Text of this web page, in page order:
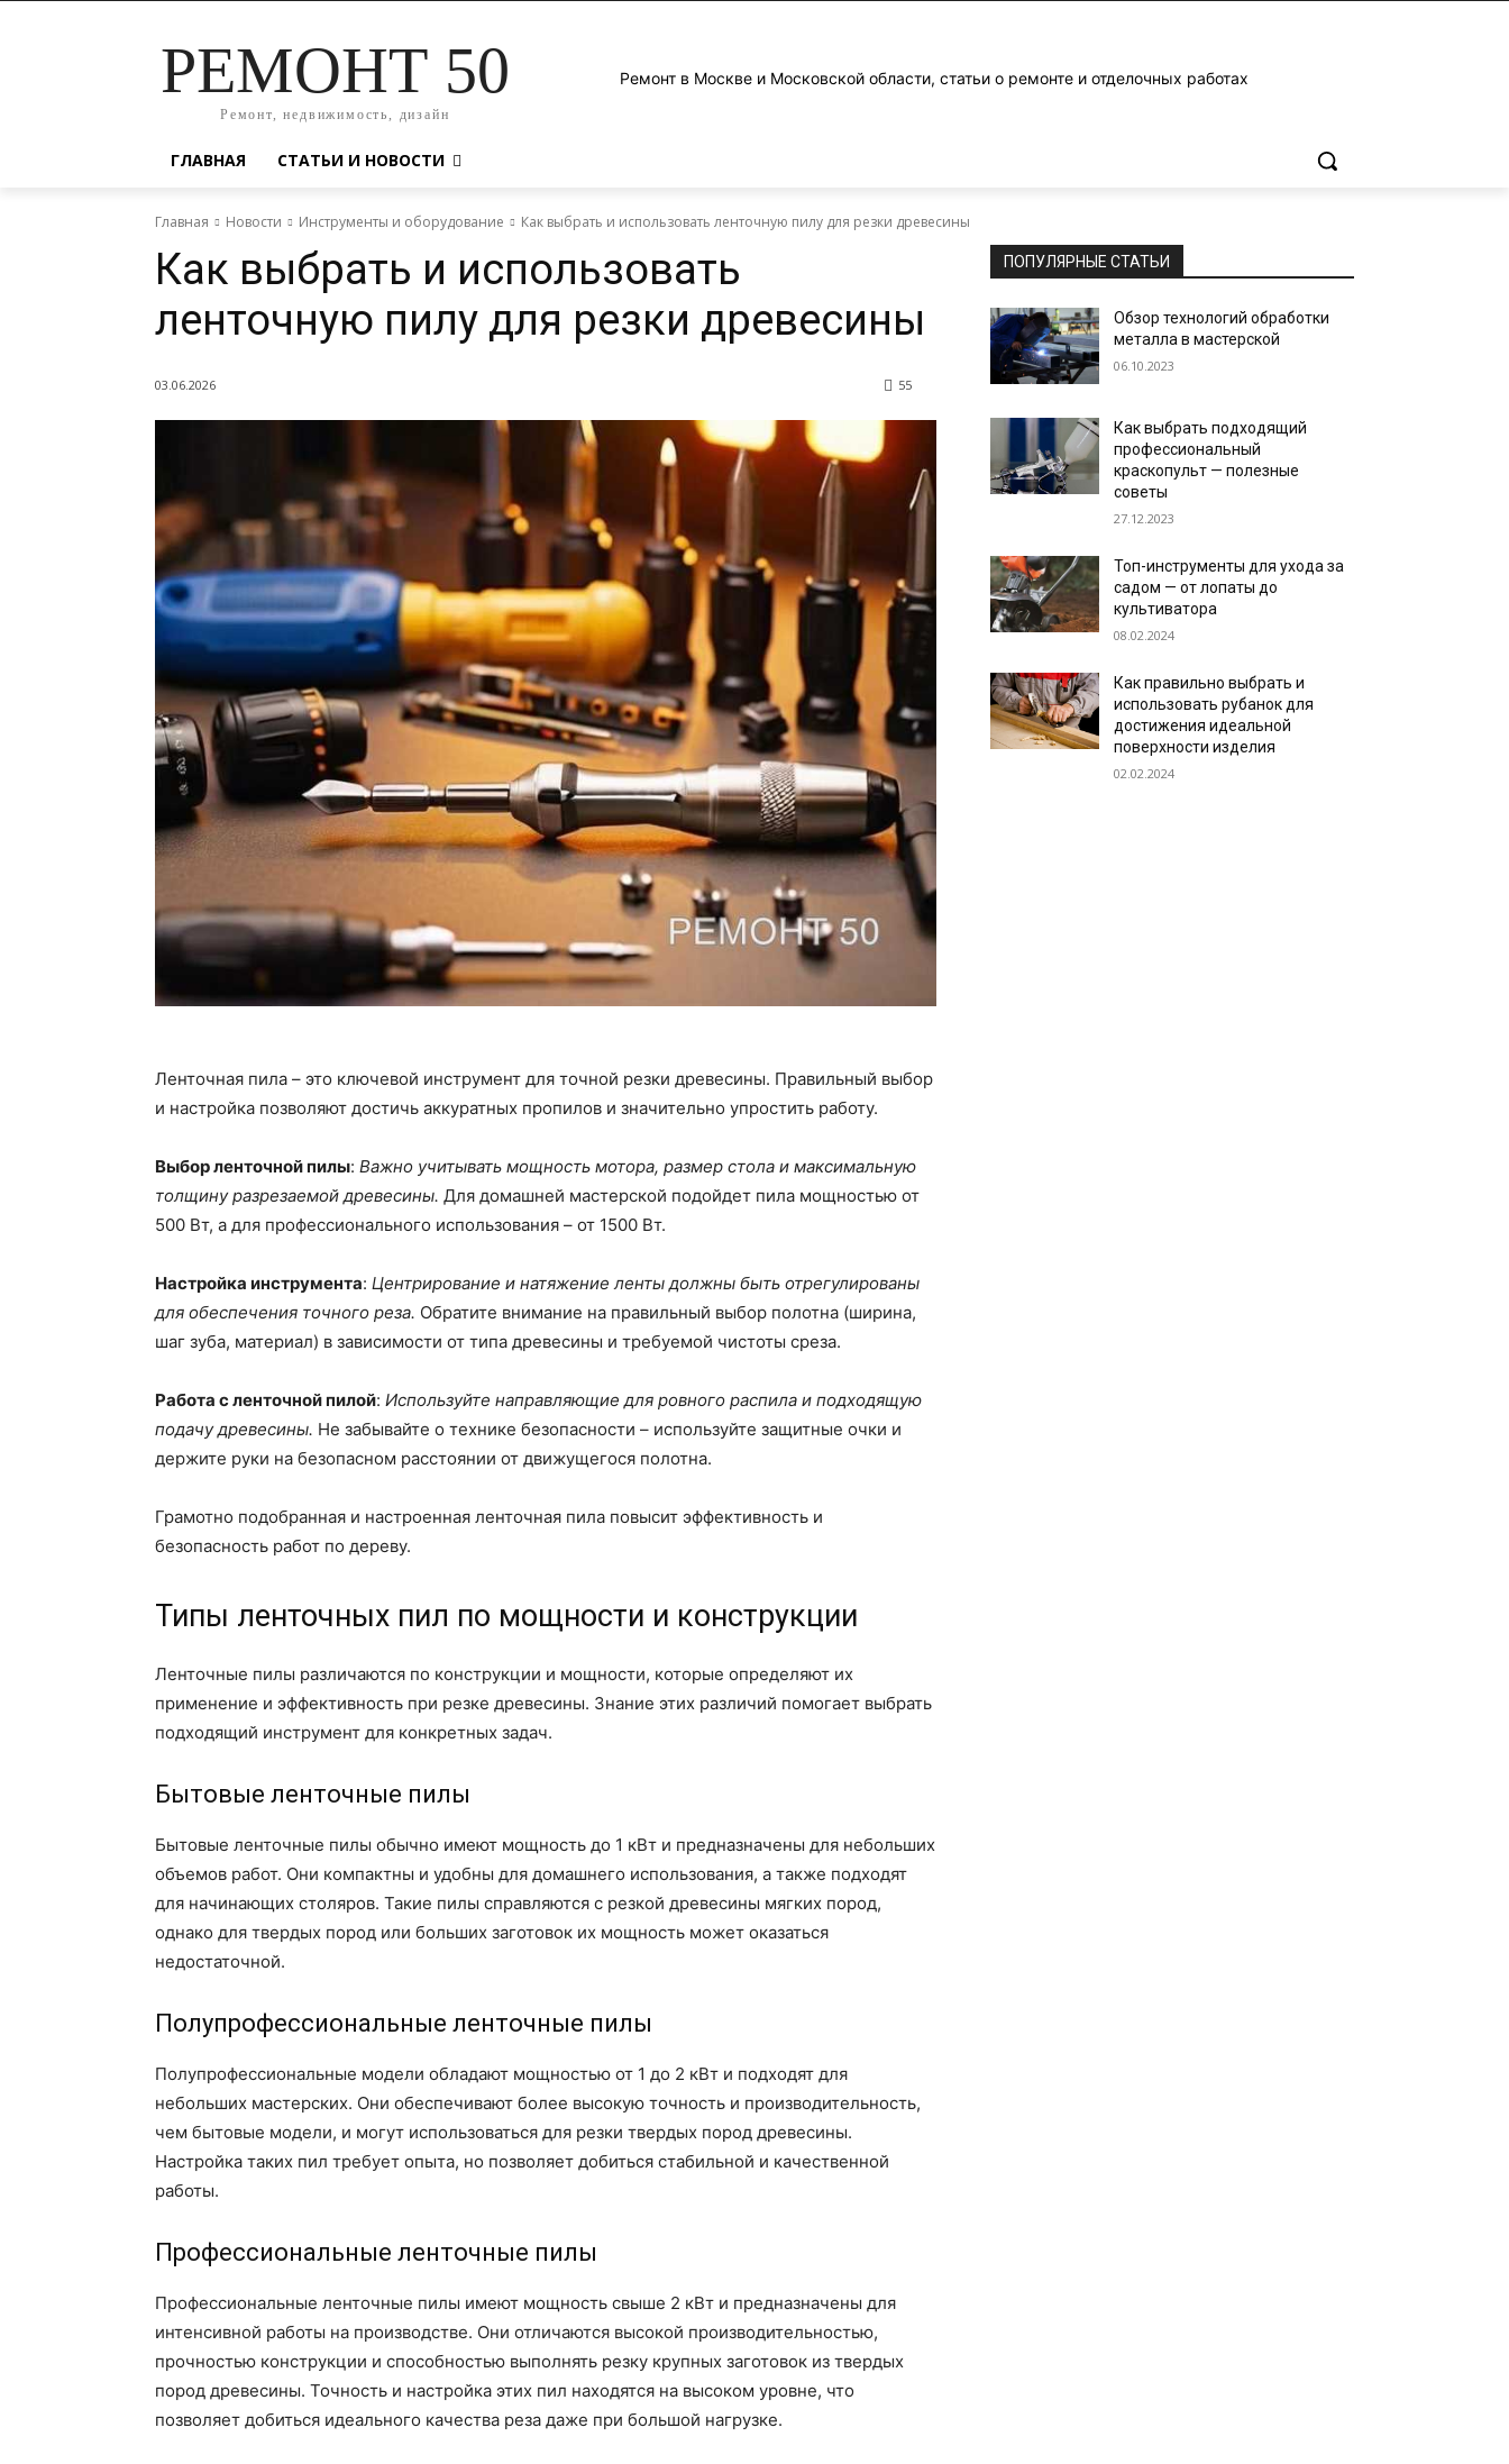
РЕМОНТ 50
Ремонт, недвижимость, дизайн
Ремонт в Москве и Московской области, статьи о ремонте и отделочных работах
ГЛАВНАЯ СТАТЬИ И НОВОСТИ
Главная Новости Инструменты и оборудование Как выбрать и использовать ленточную пилу для резки древесины
Как выбрать и использовать
ленточную пилу для резки древесины
03.06.2026 55
Ленточная пила – это ключевой инструмент для точной резки древесины. Правильный выбор
и настройка позволяют достичь аккуратных пропилов и значительно упростить работу.
Выбор ленточной пилы: Важно учитывать мощность мотора, размер стола и максимальную
толщину разрезаемой древесины. Для домашней мастерской подойдет пила мощностью от
500 Вт, а для профессионального использования – от 1500 Вт.
Настройка инструмента: Центрирование и натяжение ленты должны быть отрегулированы
для обеспечения точного реза. Обратите внимание на правильный выбор полотна (ширина,
шаг зуба, материал) в зависимости от типа древесины и требуемой чистоты среза.
Работа с ленточной пилой: Используйте направляющие для ровного распила и подходящую
подачу древесины. Не забывайте о технике безопасности – используйте защитные очки и
держите руки на безопасном расстоянии от движущегося полотна.
Грамотно подобранная и настроенная ленточная пила повысит эффективность и
безопасность работ по дереву.
Типы ленточных пил по мощности и конструкции
Ленточные пилы различаются по конструкции и мощности, которые определяют их
применение и эффективность при резке древесины. Знание этих различий помогает выбрать
подходящий инструмент для конкретных задач.
Бытовые ленточные пилы
Бытовые ленточные пилы обычно имеют мощность до 1 кВт и предназначены для небольших
объемов работ. Они компактны и удобны для домашнего использования, а также подходят
для начинающих столяров. Такие пилы справляются с резкой древесины мягких пород,
однако для твердых пород или больших заготовок их мощность может оказаться
недостаточной.
Полупрофессиональные ленточные пилы
Полупрофессиональные модели обладают мощностью от 1 до 2 кВт и подходят для
небольших мастерских. Они обеспечивают более высокую точность и производительность,
чем бытовые модели, и могут использоваться для резки твердых пород древесины.
Настройка таких пил требует опыта, но позволяет добиться стабильной и качественной
работы.
Профессиональные ленточные пилы
Профессиональные ленточные пилы имеют мощность свыше 2 кВт и предназначены для
интенсивной работы на производстве. Они отличаются высокой производительностью,
прочностью конструкции и способностью выполнять резку крупных заготовок из твердых
пород древесины. Точность и настройка этих пил находятся на высоком уровне, что
позволяет добиться идеального качества реза даже при большой нагрузке.
ПОПУЛЯРНЫЕ СТАТЬИ
Обзор технологий обработки
металла в мастерской
06.10.2023
Как выбрать подходящий
профессиональный
краскопульт — полезные
советы
27.12.2023
Топ-инструменты для ухода за
садом — от лопаты до
культиватора
08.02.2024
Как правильно выбрать и
использовать рубанок для
достижения идеальной
поверхности изделия
02.02.2024